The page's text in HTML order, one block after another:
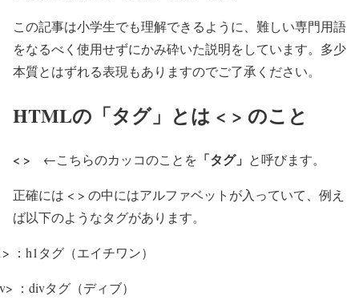
この記事は小学生でも理解できるように、難しい専門用語
をなるべく使用せずにかみ砕いた説明をしています。多少
本質とはずれる表現もありますのでご了承ください。
HTMLの「タグ」とは < > のこと
< > ←こちらのカッコのことを 「タグ」 と呼びます。
正確には < > の中にはアルファベットが入っていて、例え
ば以下のようなタグがあります。
：h1タグ（エイチワン）
：divタグ（ディブ）